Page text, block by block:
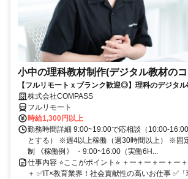
小中の理科教材制作(デジタル教材の
【フルリモートｘブランク歓迎◎】理科のデジタ
株式会社COMPASS
フルリモート
時給1,300円以上
勤務時間詳細 9:00~19:00で応相談（10:00-
とする） ※週4以上稼働（週30時間以上） ※固
制 《稼働例》 ・9:00~16:00（実働6H...
仕事内容 ⭐ここがポイント⭐ ＋ー＋ー＋ー＋ー
＋ ✅IT×教育業界！社会貢献性の高いお仕事 ✅